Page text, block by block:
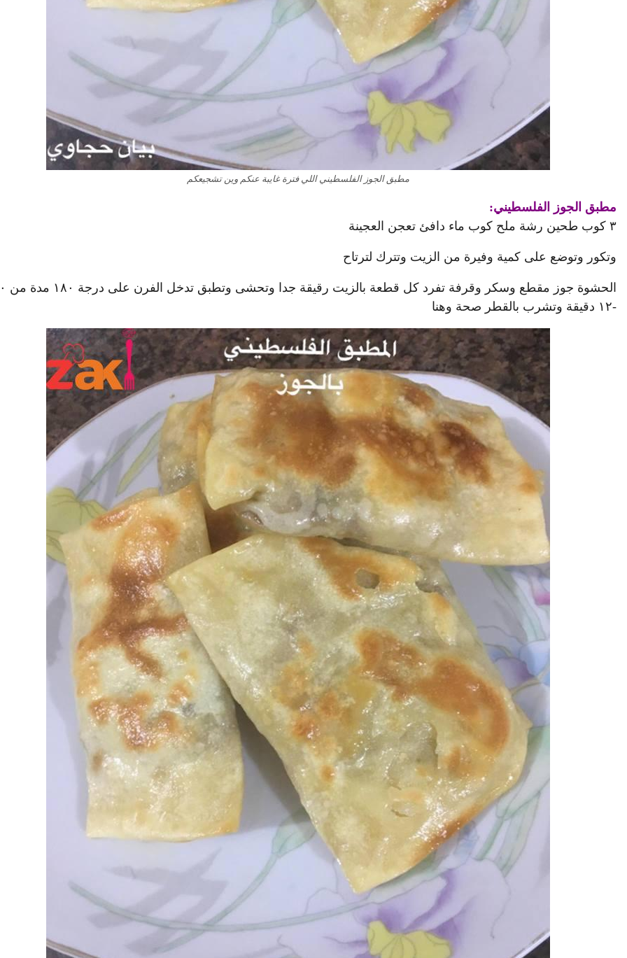
مطبق الجوز الفلسطيني اللي فترة غايبة عنكم وين تشجيعكم
مطبق الجوز الفلسطيني:
٣ كوب طحين رشة ملح كوب ماء دافئ تعجن العجينة
وتكور وتوضع على كمية وفيرة من الزيت وتترك لترتاح
الحشوة جوز مقطع
-١٢ دقيقة وتشرب بالقطر صحة وهنا